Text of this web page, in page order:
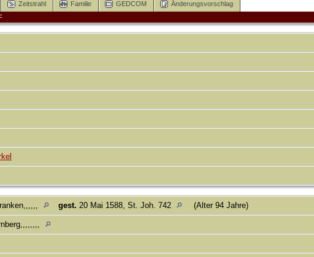
Zeitstrahl Familie GEDCOM
Änderungsvorschlag
gest. 20 Mai 1588, St. Joh. 742 (Alter 94 Jahre)